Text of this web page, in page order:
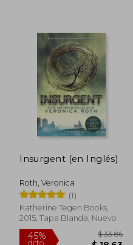
45%
dcto.
Insurgent (en Inglés)
Roth, Veronica
(1)
Katherine Tegen Books,
2015, Tapa Blanda, Nuevo